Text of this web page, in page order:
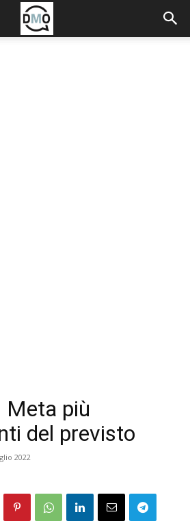
Meta più
del previsto
2022